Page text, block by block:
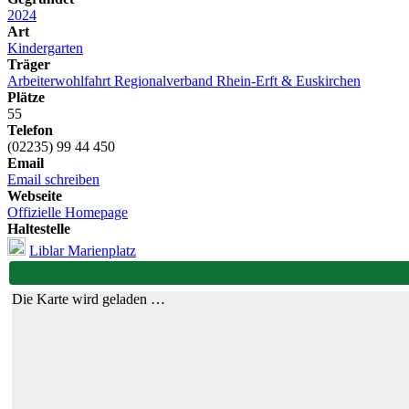
2024
Art
Kindergarten
Träger
Arbeiterwohlfahrt Regionalverband Rhein-Erft & Euskirchen
Plätze
55
Telefon
(02235) 99 44 450
Email
Email schreiben
Webseite
Offizielle Homepage
Haltestelle
Liblar Marienplatz
Die Karte wird geladen …